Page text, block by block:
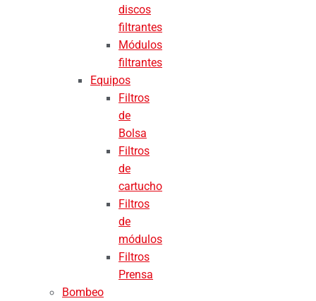
discos
filtrantes
Módulos
filtrantes
Equipos
Filtros
de
Bolsa
Filtros
de
cartucho
Filtros
de
módulos
Filtros
Prensa
Bombeo